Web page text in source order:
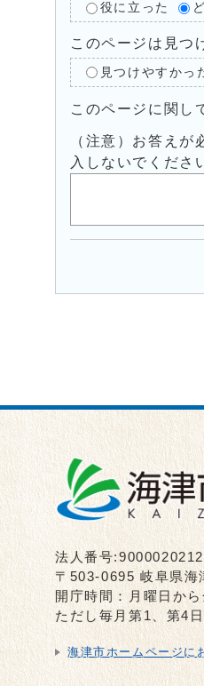
役に立った
このページは見つ
見つけやすかっ
このページに関し
（注意）お答え
入しないでくださ
法人番号
〒503-0695 岐阜県海
開庁時間：月曜日か
ただし毎月第1、第4
海津市ホームページに